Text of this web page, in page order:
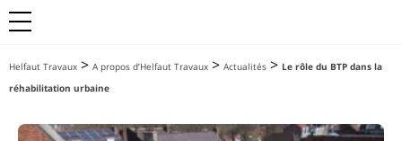
Helfaut Travaux > A propos d’Helfaut Travaux > Actualités > Le rôle du BTP dans la
réhabilitation urbaine